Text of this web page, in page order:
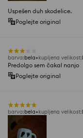
Uspešen duh skodelice.
Poglejte original
barva:bela kupljena velikost:
Predolgo sem čakal nanjo
Poglejte original
barva:bela kupljena velikost: